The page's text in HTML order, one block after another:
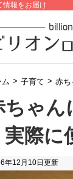
情報をお届け
ム > 子育て > 赤ち
ちゃん
実際
年12月10日 更新